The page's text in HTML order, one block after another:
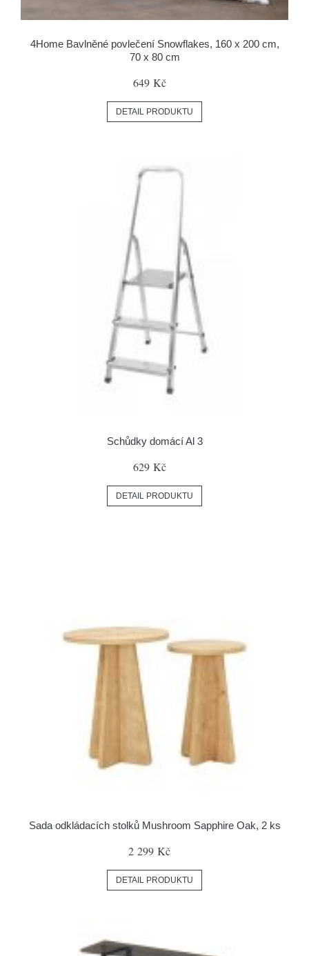
4Home Bavlněné povlečení Snowflakes, 160 x 200 cm,
70 x 80 cm
649 Kč
DETAIL PRODUKTU
Schůdky domácí Al 3
629 Kč
DETAIL PRODUKTU
Sada odkládacích stolků Mushroom Sapphire Oak, 2 ks
2 299 Kč
DETAIL PRODUKTU